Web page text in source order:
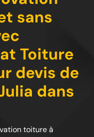
sans
Toiture
devis de
dans
toiture à